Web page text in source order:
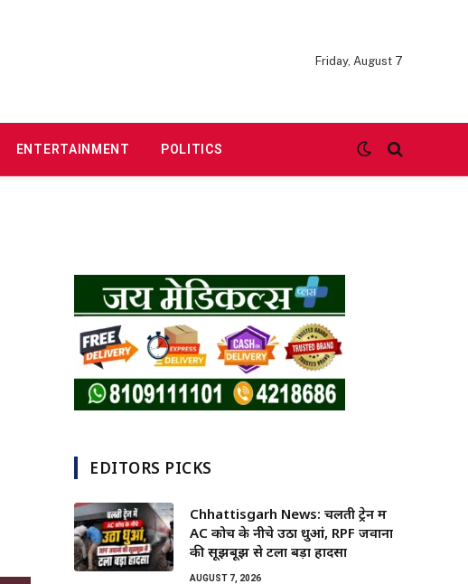
Friday, August 7
ENTERTAINMENT POLITICS
EDITORS PICKS
Chhattisgarh News: चलती ट्रेन में
AC कोच के नीचे उठा धुआं, RPF जवानों
की सूझबूझ से टला बड़ा हादसा
AUGUST 7, 2026